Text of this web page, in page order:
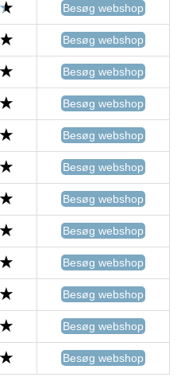
Besøg webshop
Besøg webshop
Besøg webshop
Besøg webshop
Besøg webshop
Besøg webshop
Besøg webshop
Besøg webshop
Besøg webshop
Besøg webshop
Besøg webshop
Besøg webshop